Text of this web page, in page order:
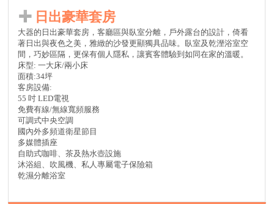
日出豪華套房
大器的日出豪華套房，客廳區與臥室分離，戶外露台的設計，倚看
著日出與夜色之美，雅緻的沙發更顯獨具品味。臥室及乾溼浴室空
間，巧妙區隔，更保有個人隱私，讓賓客體驗到如同在家的溫暖。
床型: 一大床/兩小床
面積:34坪
客房設備:
55 吋 LED電視
免費有線/無線寬頻服務
可調式中央空調
國內外多頻道衛星節目
多媒體插座
自助式咖啡、茶及熱水壺設施
沐浴組、吹風機、私人專屬電子保險箱
乾濕分離浴室